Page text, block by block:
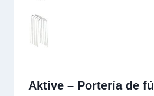
Aktive – Portería de